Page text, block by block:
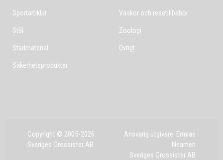
Sportartiklar
Stål
Städmaterial
Säkerhetsprodukter
Väskor och resetillbehör
Zoologi
Övrigt
Copyright © 2005-2026
Sveriges Grossister AB
Ansvarig utgivare: Ermias
Neamen
Sveriges Grossister AB